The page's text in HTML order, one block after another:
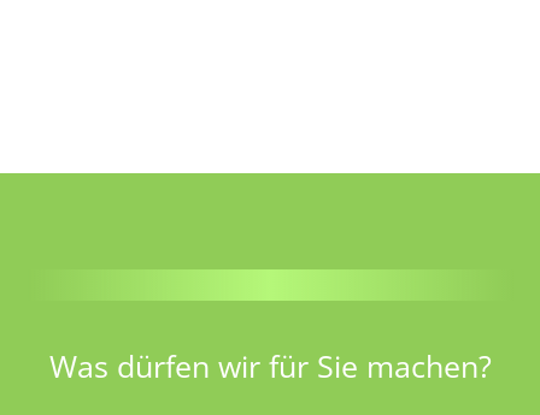
Was dürfen wir für Sie machen?